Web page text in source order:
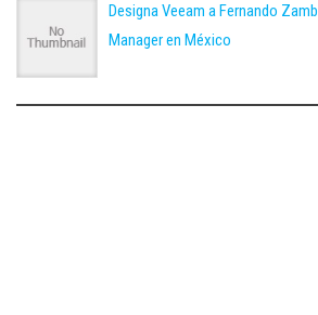
Designa Veeam a Fernando
Manager en México